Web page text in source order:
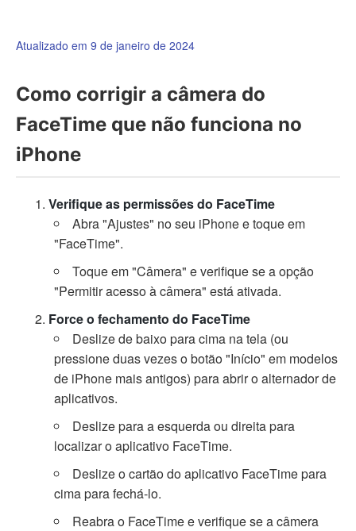
Atualizado em 9 de janeiro de 2024
Como corrigir a câmera do
FaceTime que não funciona no
iPhone
Verifique as permissões do FaceTime
Abra "Ajustes" no seu iPhone e toque em
"FaceTime".
Toque em "Câmera" e verifique se a opção
"Permitir acesso à câmera" está ativada.
Force o fechamento do FaceTime
Deslize de baixo para cima na tela (ou
pressione duas vezes o botão "Início" em modelos
de iPhone mais antigos) para abrir o alternador de
aplicativos.
Deslize para a esquerda ou direita para
localizar o aplicativo FaceTime.
Deslize o cartão do aplicativo FaceTime para
cima para fechá-lo.
Reabra o FaceTime e verifique se a câmera